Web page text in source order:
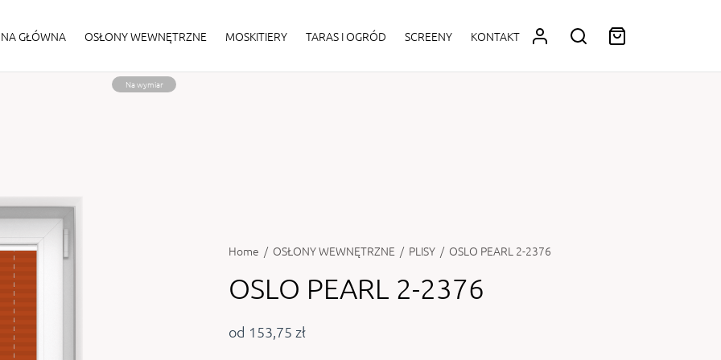
GŁÓWNA OSŁONY WEWNĘTRZNE MOSKITIERY TARAS I OGRÓD SCREENY KONTAKT
Na wymiar
Home / OSŁONY WEWNĘTRZNE / PLISY / OSLO PEARL 2-2376
OSLO PEARL 2-2376
od 153,75 zł